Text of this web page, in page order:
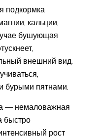
подкормка
кальции,
бушующая
внешний вид.
бурыми пятнами.
— немаловажная
быстро
рост